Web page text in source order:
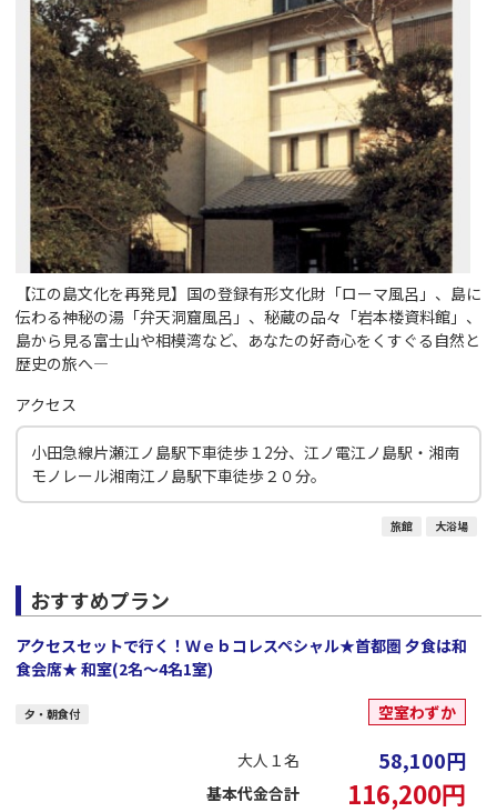
【江の島文化を再発見】国の登録有形文化財「ローマ風呂」、島に
伝わる神秘の湯「弁天洞窟風呂」、秘蔵の品々「岩本楼資料館」、
島から見る富士山や相模湾など、あなたの好奇心をくすぐる自然と
歴史の旅へ―
アクセス
小田急線片瀬江ノ島駅下車徒歩１2分、江ノ電江ノ島駅・湘南
モノレール湘南江ノ島駅下車徒歩２０分。
旅館 大浴場
おすすめプラン
アクセスセットで行く！Ｗｅｂコレスペシャル★首都圏 夕食は和
食会席★ 和室(2名～4名1室)
夕・朝食付 空室わずか
大人１名 58,100円
基本代金合計 116,200円